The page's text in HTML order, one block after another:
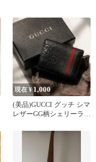
現在 ¥1,000
(美品)GUCCI グッチ シマ
レザーGG柄シェリーライ